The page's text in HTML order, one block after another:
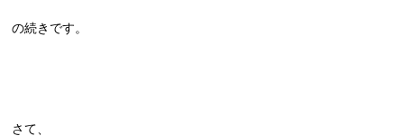
の続きです。
さて、